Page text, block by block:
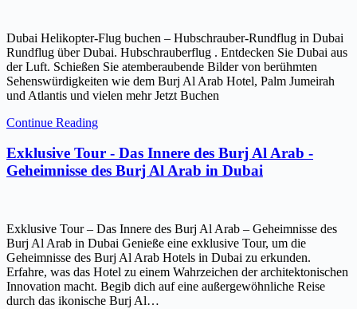
Dubai Helikopter-Flug buchen – Hubschrauber-Rundflug in Dubai
Rundflug über Dubai. Hubschrauberflug . Entdecken Sie Dubai aus
der Luft. Schießen Sie atemberaubende Bilder von berühmten
Sehenswürdigkeiten wie dem Burj Al Arab Hotel, Palm Jumeirah
und Atlantis und vielen mehr Jetzt Buchen
Continue Reading
Exklusive Tour - Das Innere des Burj Al Arab -
Geheimnisse des Burj Al Arab in Dubai
Exklusive Tour – Das Innere des Burj Al Arab – Geheimnisse des
Burj Al Arab in Dubai Genieße eine exklusive Tour, um die
Geheimnisse des Burj Al Arab Hotels in Dubai zu erkunden.
Erfahre, was das Hotel zu einem Wahrzeichen der architektonischen
Innovation macht. Begib dich auf eine außergewöhnliche Reise
durch das ikonische Burj Al…